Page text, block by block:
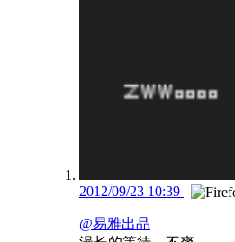
2012/09/23 10:39
@易雅出品